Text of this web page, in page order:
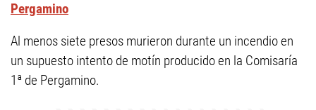
Pergamino
Al menos siete presos murieron durante un incendio en
un supuesto intento de motín producido en la Comisaría
1ª de Pergamino.